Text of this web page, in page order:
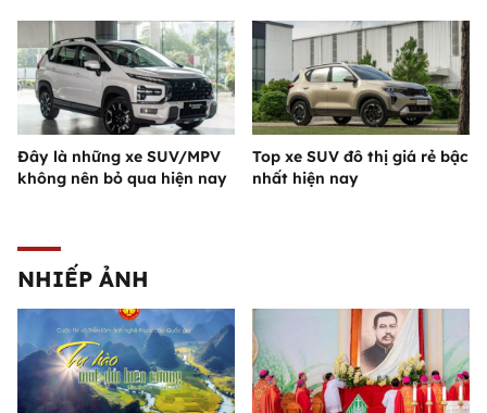
Đây là những xe SUV/MPV
không nên bỏ qua hiện nay
Top xe SUV đô thị giá rẻ bậc
nhất hiện nay
NHIẾP ẢNH